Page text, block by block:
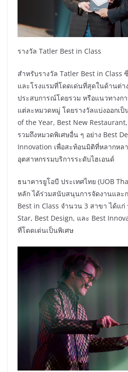
รางวัล Tatler Best in Class
สำหรับรางวัล Tatler Best in Class
และโรงแรมที่โดดเด่นที่สุดในด้านต่า
ประสบการณ์โดยรวม หรือแนวทางก
แต่ละหมวดหมู่ โดยรางวัลแบ่งออกเ
of the Year, Best New
รวมถึงหมวดพิเศษอื่น ๆ อย่าง Best
Innovation เพื่อสะท้อนมิติที่หลากหล
อุตสาหกรรมบริการระดับไฮเอนด์
ธนาคารยูโอบี ประเทศไทย (UOB
หลัก ได้ร่วมสนับสนุนการจัดงานและ
Best in Class จำนวน 3 สาขา ได้แก่
Star, Best Design, และ Best
ที่โดดเด่นเป็นพิเศษ